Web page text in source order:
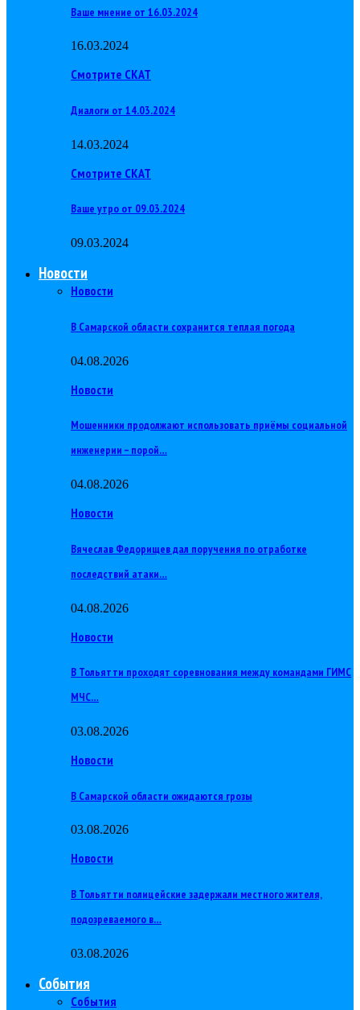
Ваше мнение от 16.03.2024
16.03.2024
Смотрите СКАТ
Диалоги от 14.03.2024
14.03.2024
Смотрите СКАТ
Ваше утро от 09.03.2024
09.03.2024
Новости
Новости
В Самарской области сохранится теплая погода
04.08.2026
Новости
Мошенники продолжают использовать приёмы социальной
инженерии – порой…
04.08.2026
Новости
Вячеслав Федорищев дал поручения по отработке
последствий атаки…
04.08.2026
Новости
В Тольятти проходят соревнования между командами ГИМС
МЧС…
03.08.2026
Новости
В Самарской области ожидаются грозы
03.08.2026
Новости
В Тольятти полицейские задержали местного жителя,
подозреваемого в…
03.08.2026
События
События